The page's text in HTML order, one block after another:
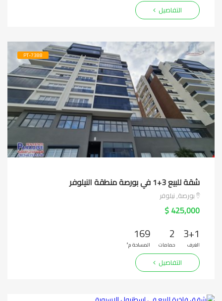
التفاصيل
PT-7388
شقة للبيع 3+1 في بورصة منطقة النيلوفر
بورصة, نيلوفر
425,000 $
3+1
الغرف
2
حمامات
169
المساحة م²
التفاصيل